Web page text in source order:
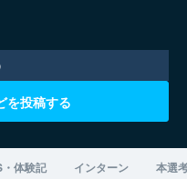
を投稿する
・体験記 インターン 本選